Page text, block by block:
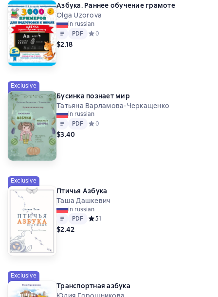
Азбука. Раннее обучение грамоте
Olga Uzorova
in russian
Text
PDF
PDF Средний рейтинг 0 на основе 0 оценок
0
$2.18
Exclusive
Бусинка познает мир
Татьяна Варламова-Черкащенко
in russian
Text
PDF
PDF Средний рейтинг 0 на основе 0 оценок
0
$3.40
Exclusive
Птичья Азбука
Таша Дашкевич
in russian
Text
PDF
PDF Средний рейтинг 5 на основе 1 оценок
51
$2.42
Exclusive
Транспортная азбука